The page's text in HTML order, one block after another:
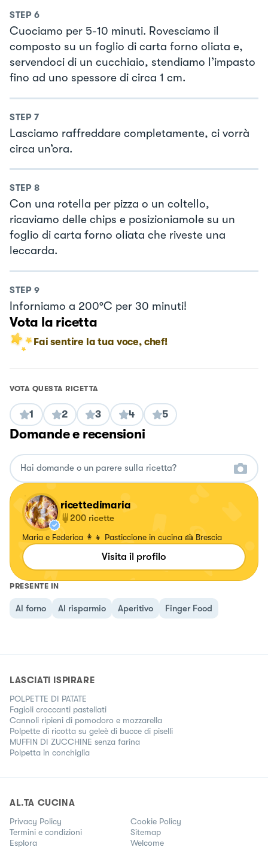
STEP 6
Cuociamo per 5-10 minuti. Rovesciamo il
composto su un foglio di carta forno oliata e,
servendoci di un cucchiaio, stendiamo l’impasto
fino ad uno spessore di circa 1 cm.
STEP 7
Lasciamo raffreddare completamente, ci vorrà
circa un’ora.
STEP 8
Con una rotella per pizza o un coltello,
ricaviamo delle chips e posizioniamole su un
foglio di carta forno oliata che riveste una
leccarda.
STEP 9
Inforniamo a 200°C per 30 minuti!
Vota la ricetta
Fai sentire la tua voce, chef!
VOTA QUESTA RICETTA
1 2 3 4 5
Domande e recensioni
ricettedimaria
200 ricette
Maria e Federica 👩‍👧 Pasticcione in cucina 🍰 Brescia
Visita il profilo
PRESENTE IN
Al forno Al risparmio Aperitivo Finger Food
LASCIATI ISPIRARE
POLPETTE DI PATATE
Fagioli croccanti pastellati
Cannoli ripieni di pomodoro e mozzarella
Polpette di ricotta su geleè di bucce di piselli
MUFFIN DI ZUCCHINE senza farina
Polpetta in conchiglia
AL.TA CUCINA
Privacy Policy
Cookie Policy
Termini e condizioni
Sitemap
Esplora
Welcome